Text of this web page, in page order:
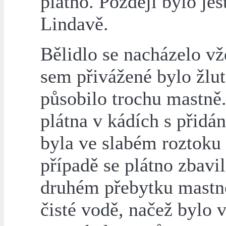
Lindavě.
Bělidlo se nacházelo
sem přivážené bylo
působilo trochu
plátna v kádích s
byla ve slabém
případě se plátno
druhém přebytku
čisté vodě, načež bylo